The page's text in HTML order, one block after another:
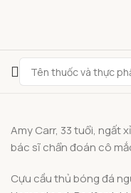
Amy Carr, 33 tuổi, ngất
bác sĩ chẩn đoán cô
Cựu cầu thủ bóng đá